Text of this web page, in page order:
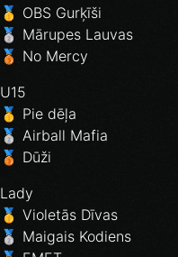
🥇 OBS Gurķīši
🥈 Mārupes Lauvas
🥉 No Mercy
U15
🥇 Pie dēļa
🥈 Airball Mafia
🥉 Dūži
Lady
🥇 Violetās Dīvas
🥈 Maigais Kodiens